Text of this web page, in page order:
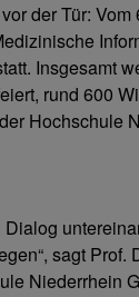
der Tür:
Insgesamt
rund 600
Hochschule
sagt Prof.
Niederrhein